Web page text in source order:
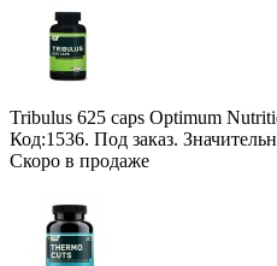
Tribulus 625 caps Optimum
Код:1536. Под заказ.
Скоро в продаже